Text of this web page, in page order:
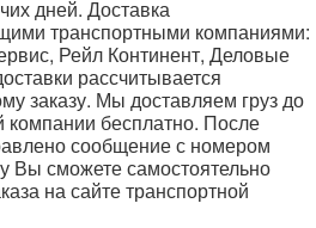
дней. Доставка
транспортными компаниями:
Рейл Континент, Деловые
рассчитывается
заказу. Мы доставляем груз до
компании бесплатно. После
сообщение с номером
Вы сможете самостоятельно
на сайте транспортной